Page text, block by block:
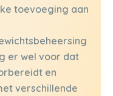
toevoeging aan
er wel voor dat
en
verschillende